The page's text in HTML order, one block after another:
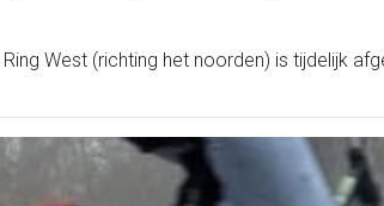
West (richting het noorden) is tijdelijk